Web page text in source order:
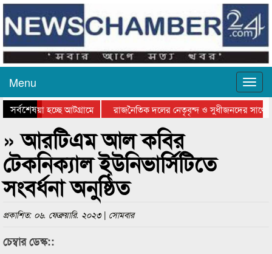
Menu
সর্বশেষ
যাওয়া হচ্ছে আটগ্রামে
রাজনৈতিক দলের নেতৃবৃন্দ ও সুধীজনদের সাথে
পুরস্কার বিতরণ সম্পন্ন
সিলেটে বাংলাদেশ গ্রুপ থিয়েটার
» আরটিএম আল কবির
টেকনিক্যাল ইউনিভার্সিটিতে
সংবর্ধনা অনুষ্ঠিত
প্রকাশিত: ০৬. ফেব্রুয়ারি. ২০২৩ | সোমবার
চেম্বার ডেস্ক::